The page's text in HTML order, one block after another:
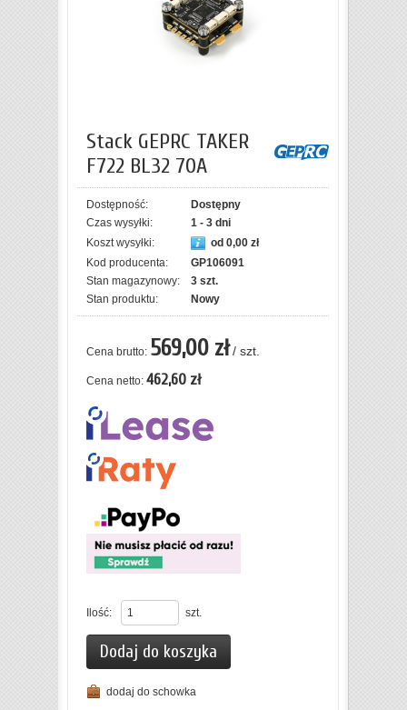
Stack GEPRC TAKER
F722 BL32 70A
Dostępność:
Dostępny
Czas wysyłki:
1 - 3 dni
Koszt wysyłki:
od 0,00 zł
Kod producenta:
GP106091
Stan magazynowy:
3 szt.
Stan produktu:
Nowy
Cena brutto: 569,00 zł/ szt.
Cena netto: 462,60 zł
Ilość: szt.
Dodaj do koszyka
dodaj do schowka